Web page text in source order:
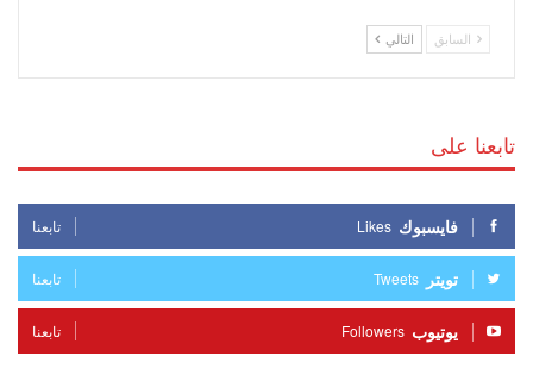
السابق التالي
تابعنا على
فايسبوك Likes تابعنا
تويتر Tweets تابعنا
يوتيوب Followers تابعنا